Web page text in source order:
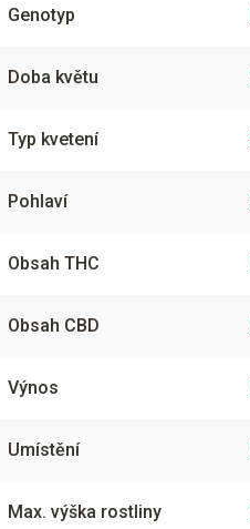
Genotyp
Doba květu
Typ kvetení
Pohlaví
Obsah THC
Obsah CBD
Výnos
Umístění
Max. výška rostliny